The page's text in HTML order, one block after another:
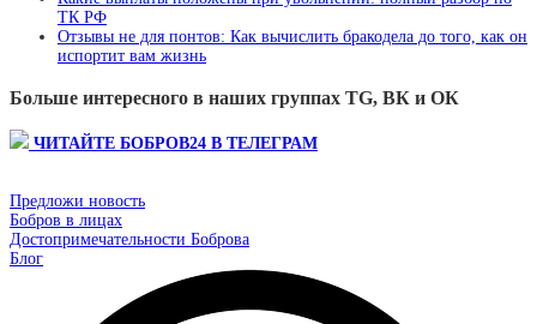
ТК РФ
Отзывы не для понтов: Как вычислить бракодела до того, как он
испортит вам жизнь
Больше интересного в наших группах TG, ВК и ОК
ЧИТАЙТЕ БОБРОВ24 В ТЕЛЕГРАМ
Предложи новость
Бобров в лицах
Достопримечательности Боброва
Блог